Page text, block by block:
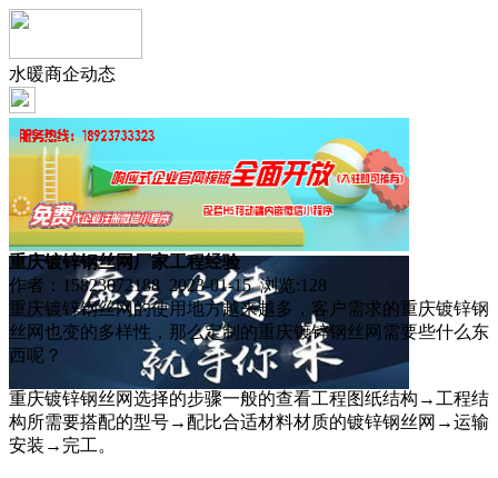
水暖商企动态
重庆镀锌钢丝网厂家工程经验
作者：15823072188 2023-01-15 浏览:128
重庆镀锌钢丝网的使用地方越来越多，客户需求的重庆镀锌钢
丝网也变的多样性，那么定制的重庆镀锌钢丝网需要些什么东
西呢？
重庆镀锌钢丝网选择的步骤一般的查看工程图纸结构→工程结
构所需要搭配的型号→配比合适材料材质的镀锌钢丝网→运输
安装→完工。